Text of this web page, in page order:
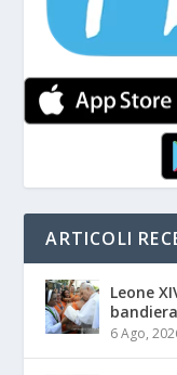
ARTICOLI
Leone
6 Ago,